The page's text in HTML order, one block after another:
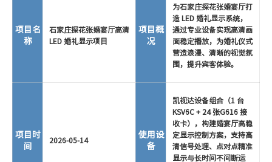
项目名
称
石家庄探花张婚宴厅高清
LED 婚礼显示项目
项目概
况
为石家庄探花张婚宴厅打
造 LED 婚礼显示系统，
通过专业设备实现高清画
面稳定播放，为婚礼仪式
营造浪漫、清晰的视觉氛
围，提升宾客体验。
项目时
间
2026-05-14
使用设
备
凯视达设备组合（1 台
KSV6C + 24 张G616 接
收卡），构建婚宴厅高稳
定显示控制方案，支持高
清信号处理、点对点精准
显示与长时间不间断运